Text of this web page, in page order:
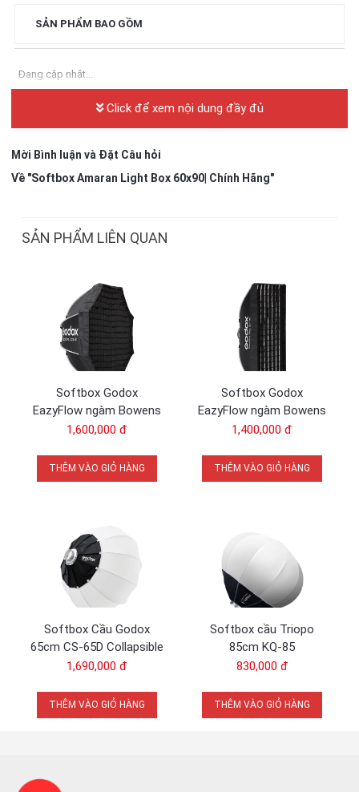
SẢN PHẨM BAO GỒM
Đang cập nhật...
Click để xem nội dung đầy đủ
Mời Bình luận và Đặt Câu hỏi
Về "Softbox Amaran Light Box 60x90| Chính Hãng"
SẢN PHẨM LIÊN QUAN
Softbox Godox
EazyFlow ngàm Bowens
- Octa 60 / 90 / 120
1,600,000 đ
THÊM VÀO GIỎ HÀNG
Softbox Godox
EazyFlow ngàm Bowens
- Rect 40x90 / 60x90
1,400,000 đ
THÊM VÀO GIỎ HÀNG
Softbox Cầu Godox
65cm CS-65D Collapsible
Lantern Softbox
1,690,000 đ
THÊM VÀO GIỎ HÀNG
Softbox cầu Triopo
85cm KQ-85
830,000 đ
THÊM VÀO GIỎ HÀNG